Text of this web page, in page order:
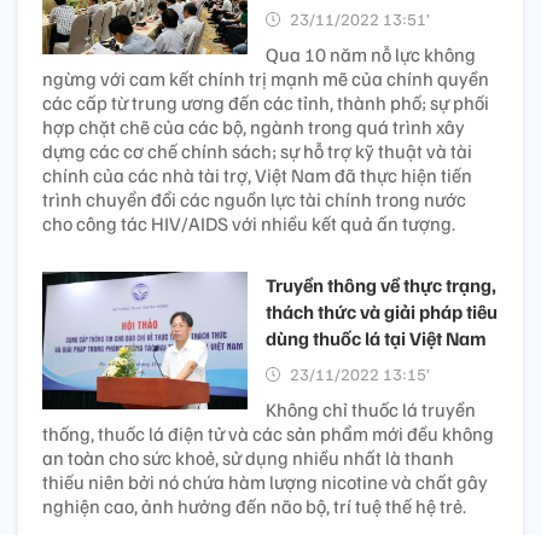
23/11/2022 13:51’
Qua 10 năm nỗ lực không
ngừng với cam kết chính trị mạnh mẽ của chính quyền
các cấp từ trung ương đến các tỉnh, thành phố; sự phối
hợp chặt chẽ của các bộ, ngành trong quá trình xây
dựng các cơ chế chính sách; sự hỗ trợ kỹ thuật và tài
chính của các nhà tài trợ, Việt Nam đã thực hiện tiến
trình chuyển đổi các nguồn lực tài chính trong nước
cho công tác HIV/AIDS với nhiều kết quả ấn tượng.
Truyền thông về thực trạng,
thách thức và giải pháp tiêu
dùng thuốc lá tại Việt Nam
23/11/2022 13:15’
Không chỉ thuốc lá truyền
thống, thuốc lá điện tử và các sản phẩm mới đều không
an toàn cho sức khoẻ, sử dụng nhiều nhất là thanh
thiếu niên bởi nó chứa hàm lượng nicotine và chất gây
nghiện cao, ảnh hưởng đến não bộ, trí tuệ thế hệ trẻ.